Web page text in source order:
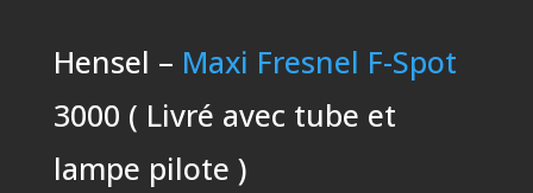
Hensel – Maxi Fresnel F-Spot
3000 ( Livré avec tube et
lampe pilote )